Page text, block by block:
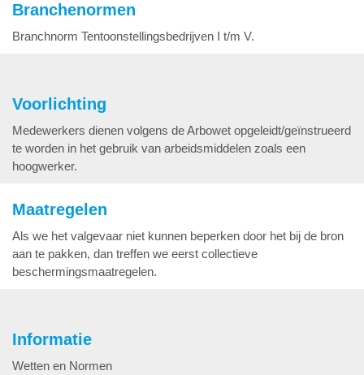
Branchenormen
Branchnorm Tentoonstellingsbedrijven I t/m V.
Voorlichting
Medewerkers dienen volgens de Arbowet opgeleidt/geïnstrueerd
te worden in het gebruik van arbeidsmiddelen zoals een
hoogwerker.
Maatregelen
Als we het valgevaar niet kunnen beperken door het bij de bron
aan te pakken, dan treffen we eerst collectieve
beschermingsmaatregelen.
Informatie
Wetten en Normen